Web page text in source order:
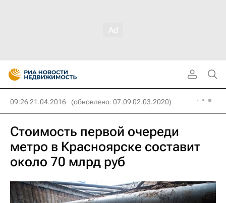
09:26 21.04.2016 (обновлено: 07:09 02.03.2020)
Стоимость первой очереди
метро в Красноярске составит
около 70 млрд руб